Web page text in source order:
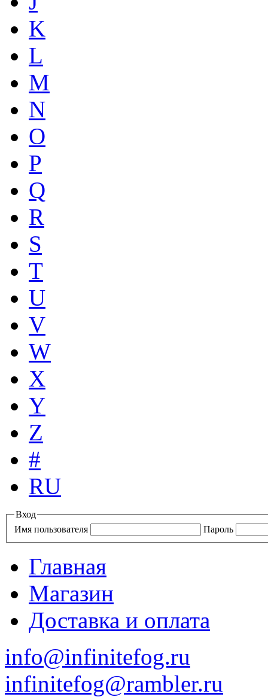
K
L
M
N
O
P
Q
R
S
T
U
V
W
X
Y
Z
#
RU
Вход
Имя пользователя
Пароль
Главная
Магазин
Доставка и оплата
info@infinitefog.ru
infinitefog@rambler.ru